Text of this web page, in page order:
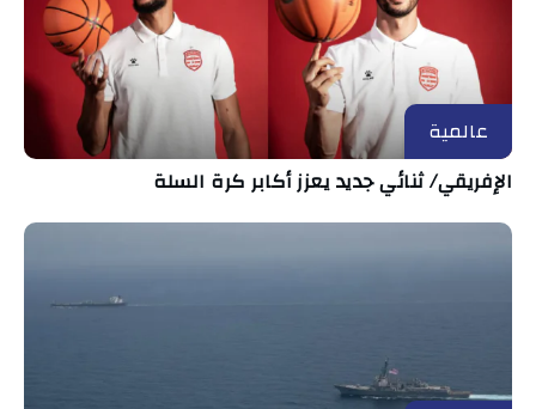
عالمية
الإفريقي/ ثنائي جديد يعزز أكابر كرة السلة